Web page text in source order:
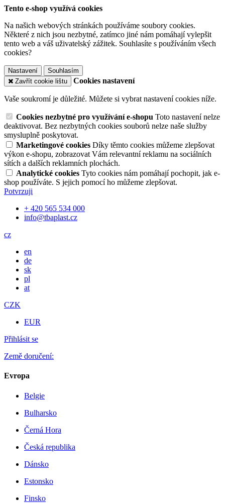
Tento e-shop využívá cookies
Na našich webových stránkách používáme soubory cookies.
Některé z nich jsou nezbytné, zatímco jiné nám pomáhají vylepšit
tento web a váš uživatelský zážitek. Souhlasíte s používáním všech
cookies?
Nastavení
Souhlasím
Zavřít cookie lištu
Cookies nastavení
Vaše soukromí je důležité. Můžete si vybrat nastavení cookies níže.
Cookies nezbytné pro využívání e-shopu Toto nastavení nelze
deaktivovat. Bez nezbytných cookies souborů nelze naše služby
smysluplně poskytovat.
Marketingové cookies Díky těmto cookies můžeme zlepšovat
výkon e-shopu, zobrazovat Vám relevantní reklamu na sociálních
sítích a dalších reklamních plochách.
Analytické cookies Tyto cookies nám pomáhají pochopit, jak e-
shop používáte. S jejich pomocí ho můžeme zlepšovat.
Potvrzuji
+ 420 565 534 000
info@tbaplast.cz
cz
en
de
sk
pl
at
CZK
EUR
Přihlásit se
Země doručení:
Evropa
Belgie
Bulharsko
Černá Hora
Česká republika
Dánsko
Estonsko
Finsko